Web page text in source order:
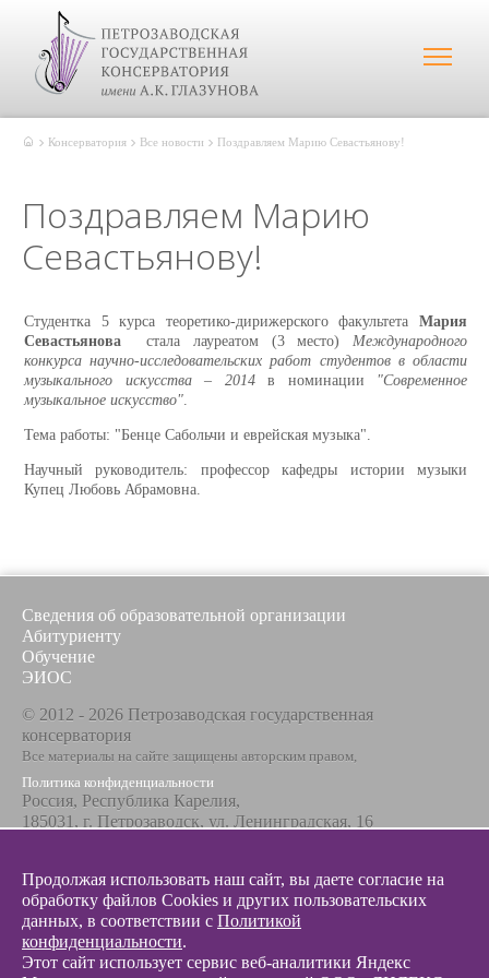
Консерватория Все новости Поздравляем Марию Севастьянову!
Поздравляем Марию
Севастьянову!
Студентка 5 курса теоретико-дирижерского факультета Мария
Севастьянова
стала лауреатом (3 место)Международного
конкурса научно-исследовательских работ студентов в области
музыкального искусства – 2014в номинации "Современное
музыкальное искусство".
Тема работы: "Бенце Сабольчи и еврейская музыка".
Научный руководитель: профессор кафедры истории музыки
Купец Любовь Абрамовна.
Сведения об образовательной организации
Абитуриенту
Обучение
ЭИОС
© 2012 - 2026 Петрозаводская государственная
консерватория
Все материалы на сайте защищены авторским правом,
Политика конфиденциальности
Россия, Республика Карелия,
185031, г. Петрозаводск, ул. Ленинградская, 16
+7 8142 67-23-67
Эл. почта
info@glazunovcons.ru
Продолжая использовать наш сайт, вы даете согласие на
обработку файлов Cookies и других пользовательских
данных, в соответствии с Политикой
конфиденциальности.
Этот сайт использует сервис веб-аналитики Яндекс